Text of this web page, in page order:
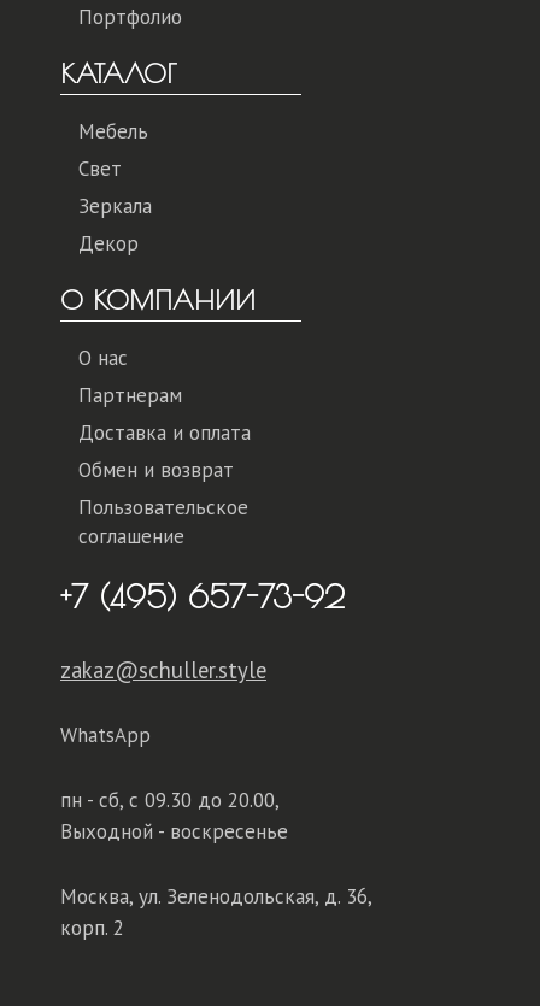
Портфолио
КАТАЛОГ
Мебель
Свет
Зеркала
Декор
О КОМПАНИИ
О нас
Партнерам
Доставка и оплата
Обмен и возврат
Пользовательское
соглашение
+7 (495) 657-73-92
zakaz@schuller.style
WhatsApp
пн - сб, с 09.30 до 20.00,
Выходной - воскресенье
Москва, ул. Зеленодольская, д. 36,
корп. 2